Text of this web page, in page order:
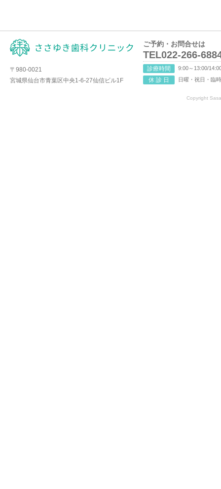
〒980-0021
宮城県仙台市青葉区中央1-6-27仙信ビル1F
ご予約・お問合せは
TEL022-266-
診療時間 9:00～13:00/
休 診 日 日曜・祝日・臨
Copyright